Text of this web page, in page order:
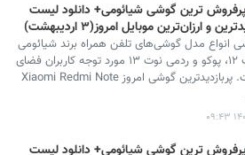
ترین گوشی شیائومی+ دانلود لیست
و ارزان‌ترین موبایل امروز(۳ اردیبهشت)
انواع مدل گوشی‌های تلفن همراه برند شیائومی
از قبیل نوت ۱۲، پوکو و ردمی نوت ۱۳ مورد توجه کاربران فضای
مجازی است. پربازدیدترین گوشی امروز Xiaomi Redmi Note
ترین گوشی شیائومی+ دانلود لیست